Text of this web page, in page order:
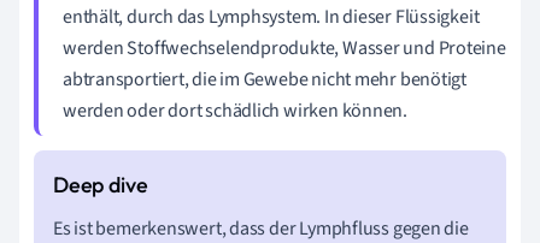
enthält, durch das Lymphsystem. In dieser Flüssigkeit
werden Stoffwechselendprodukte, Wasser und Proteine
abtransportiert, die im Gewebe nicht mehr benötigt
werden oder dort schädlich wirken können.
Es ist bemerkenswert, dass der Lymphfluss gegen die